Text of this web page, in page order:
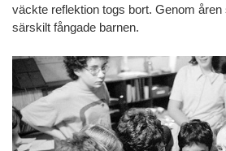
väckte reflektion togs bort. Genom
särskilt fångade barnen.